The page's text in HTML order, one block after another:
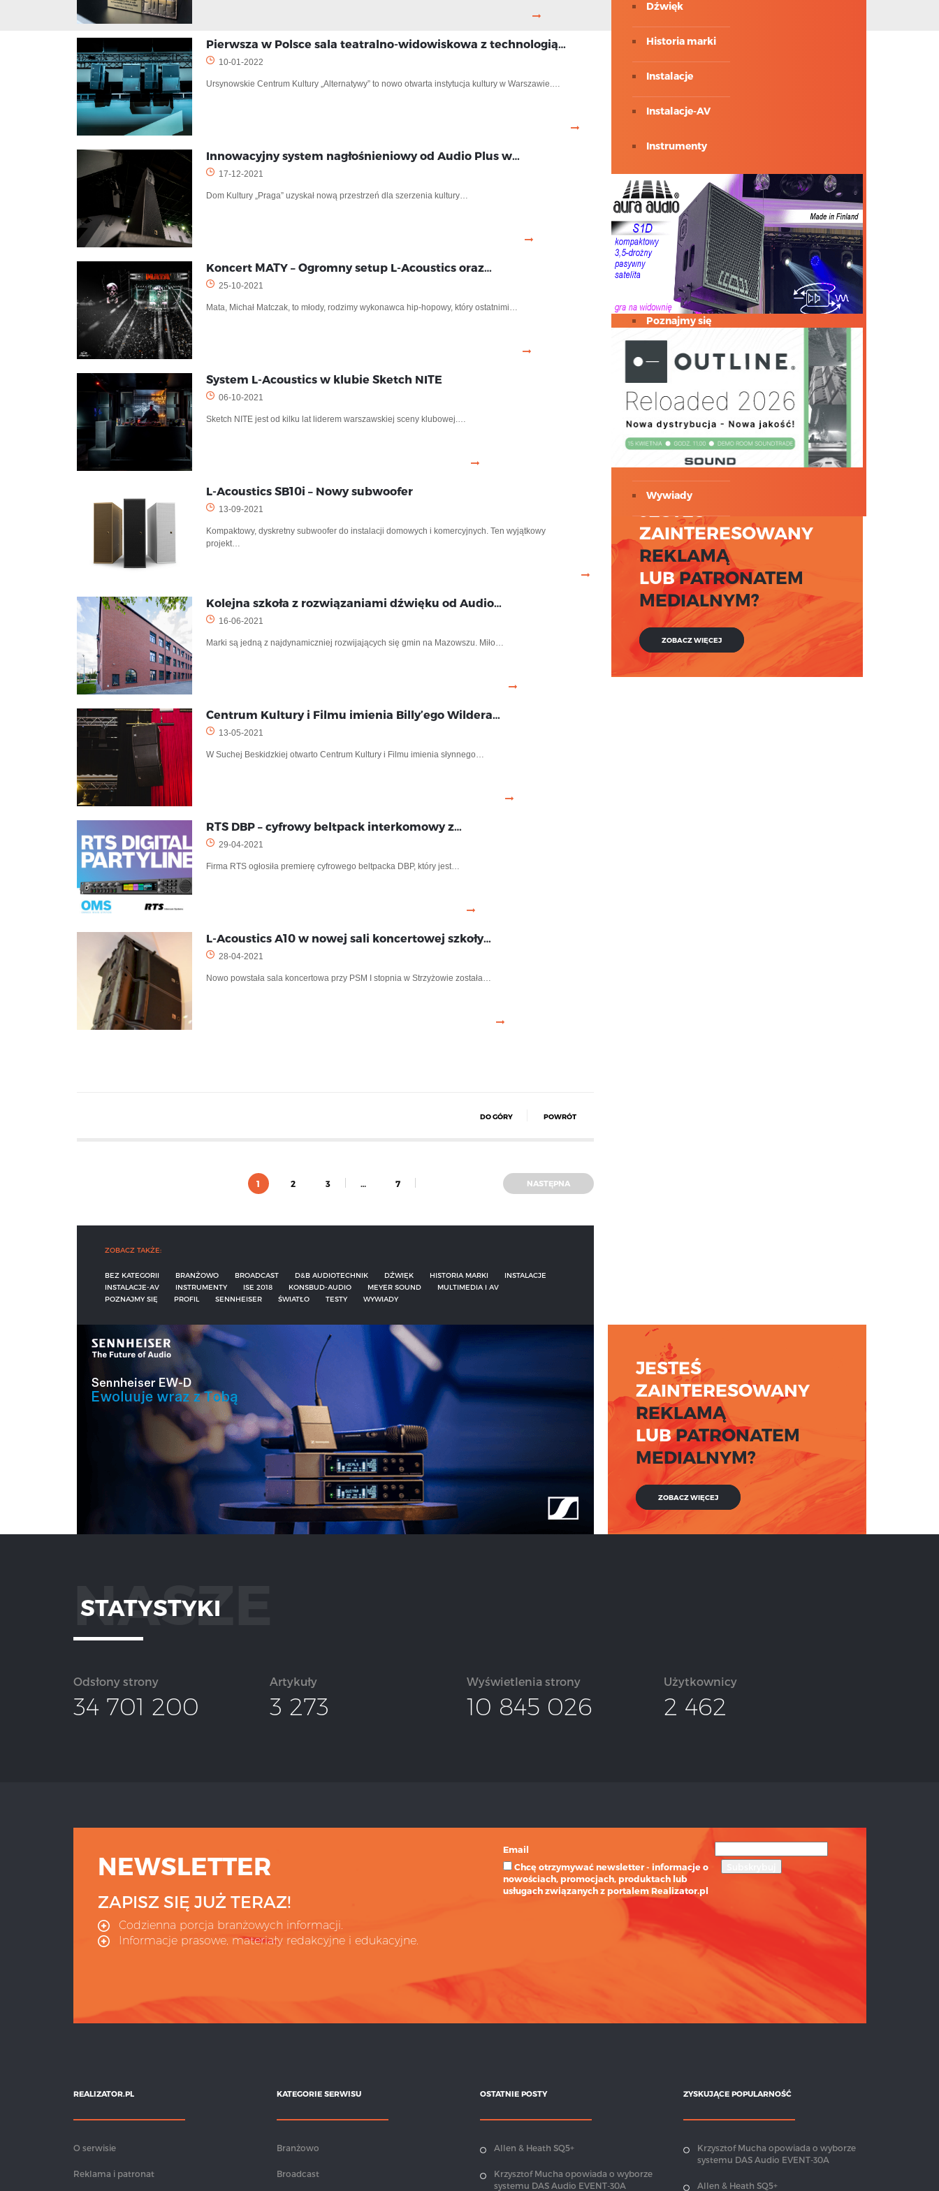
Dźwięk
Historia marki
Instalacje
Instalacje-AV
Instrumenty
ISE 2018
Konsbud-Audio
Meyer Sound
Multimedia i av
Poznajmy się
sennheiser
Światło
Wywiady
Pierwsza w Polsce sala teatralno-widowiskowa z technologią…
10-01-2022
Ursynowskie Centrum Kultury „Alternatywy” to nowo otwarta instytucja kultury w Warszawie.…
Innowacyjny system nagłośnieniowy od Audio Plus w…
17-12-2021
Dom Kultury „Praga” uzyskał nową przestrzeń dla szerzenia kultury…
Koncert MATY – Ogromny setup L-Acoustics oraz…
25-10-2021
Mata, Michał Matczak, to młody, rodzimy wykonawca hip-hopowy, który ostatnimi…
System L-Acoustics w klubie Sketch NITE
06-10-2021
Sketch NITE jest od kilku lat liderem warszawskiej sceny klubowej.…
L-Acoustics SB10i – Nowy subwoofer
13-09-2021
Kompaktowy, dyskretny subwoofer do instalacji domowych i komercyjnych. Ten wyjątkowy
projekt…
Kolejna szkoła z rozwiązaniami dźwięku od Audio…
16-06-2021
Marki są jedną z najdynamiczniej rozwijających się gmin na Mazowszu. Miło…
Centrum Kultury i Filmu imienia Billy’ego Wildera…
13-05-2021
W Suchej Beskidzkiej otwarto Centrum Kultury i Filmu imienia słynnego…
RTS DBP – cyfrowy beltpack interkomowy z…
29-04-2021
Firma RTS ogłosiła premierę cyfrowego beltpacka DBP, który jest…
L-Acoustics A10 w nowej sali koncertowej szkoły…
28-04-2021
Nowo powstała sala koncertowa przy PSM I stopnia w Strzyżowie została…
DO GÓRY POWRÓT
1 2 3 … 7 NASTĘPNA
ZOBACZ TAKŻE:
BEZ KATEGORII BRANŻOWO BROADCAST D&B AUDIOTECHNIK DŹWIĘK HISTORIA MARKI
INSTALACJE
INSTALACJE-AV
INSTRUMENTY ISE 2018 KONSBUD-AUDIO MEYER SOUND
MULTIMEDIA I AV
POZNAJMY SIĘ
PROFIL SENNHEISER ŚWIATŁO TESTY WYWIADY
JESTEŚ
ZAINTERESOWANY
REKLAMĄ
LUBPATRONATEM
MEDIALNYM?
ZOBACZ WIĘCEJ
JESTEŚ
ZAINTERESOWANY
REKLAMĄ
LUBPATRONATEM
MEDIALNYM?
ZOBACZ WIĘCEJ
NASZE
STATYSTYKI
Odsłony strony
34 701 200
Artykuły
3 273
Wyświetlenia strony
10 845 026
Użytkownicy
2 462
NEWSLETTER
ZAPISZ SIĘ JUŻ TERAZ!
Codzienna porcja branżowych informacji.
Informacje prasowe, materiały redakcyjne i edukacyjne.
Email
Chcę otrzymywać newsletter - informacje o
nowościach, promocjach, produktach lub
usługach związanych z portalem Realizator.pl
REALIZATOR.PL
O serwisie
Reklama i patronat
KATEGORIE SERWISU
Branżowo
Broadcast
OSTATNIE POSTY
Allen & Heath SQ5+
Krzysztof Mucha opowiada o wyborze
systemu DAS Audio EVENT-30A
ZYSKUJĄCE POPULARNOŚĆ
Krzysztof Mucha opowiada o wyborze
systemu DAS Audio EVENT-30A
Allen & Heath SQ5+